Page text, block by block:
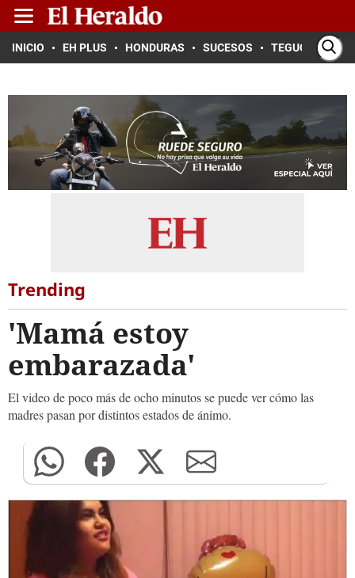
INICIO EH PLUS HONDURAS SUCESOS TEGUCIGALPA
Trending
'Mamá estoy
embarazada'
El video de poco más de ocho minutos se puede ver cómo las
madres pasan por distintos estados de ánimo.